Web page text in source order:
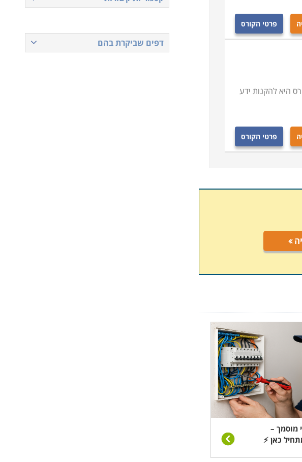
כך למשל, מאבטח
שירות קרבי בצה"ל, ובמוסדות
אלה כפי שהם
לו, יוכל לעשות
פרטי הקורס
היא להקנות ידע
פרטי הקורס
מוסמך –
כאן ⚡
דפים שביקרת בהם